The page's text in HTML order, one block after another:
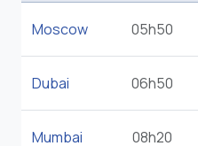
Moscow 05h50
Dubai 06h50
Mumbai 08h20